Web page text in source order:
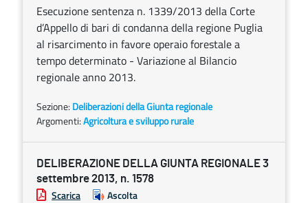
Esecuzione sentenza n. 1339/2013 della Corte
d’Appello di bari di condanna della regione Puglia
al risarcimento in favore operaio forestale a
tempo determinato - Variazione al Bilancio
regionale anno 2013.
Sezione: Deliberazioni della Giunta regionale
Argomenti:Agricoltura e sviluppo rurale
DELIBERAZIONE DELLA GIUNTA REGIONALE 3
settembre 2013, n. 1578
Scarica Ascolta